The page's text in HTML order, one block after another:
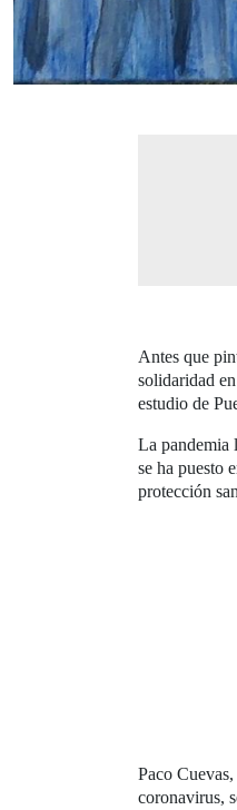
Antes que
solidaridad
estudio de
La pandemia
se ha puesto
protección
Paco
coronavirus,